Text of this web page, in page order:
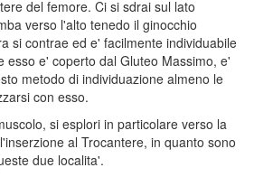
del femore. Ci si sdrai sul lato
verso l'alto tenedo il ginocchio
si contrae ed e' facilmente individuabile
esso e' coperto dal Gluteo Massimo, e'
metodo di individuazione almeno le
con esso.
si esplori in particolare verso la
al Trocantere, in quanto sono
due localita'.